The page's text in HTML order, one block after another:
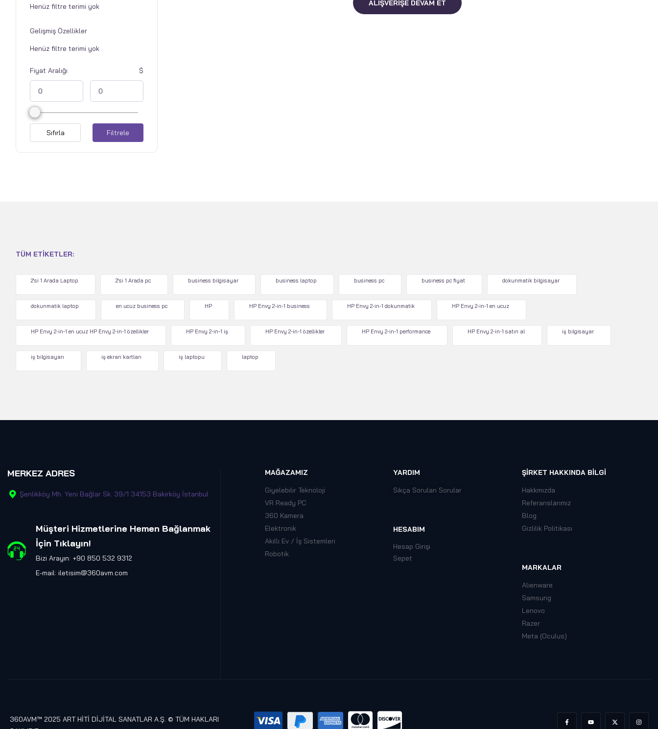
Gelişmiş Özellikler
Fiyat Aralığı
Filtrele
Sıfırla
ALIŞVERIŞE DEVAM ET
TÜM ETIKETLER:
2'si 1 Arada Laptop 2'si 1 Arada pc business bilgisayar business laptop business pc business pc fiyat dokunmatik bilgisayar
dokunmatik laptop en ucuz business pc HP HP Envy 2-in-1 business HP Envy 2-in-1 dokunmatik HP Envy 2-in-1 en ucuz
HP Envy 2-in-1 en ucuz HP Envy 2-in-1 özellikler HP Envy 2-in-1 iş HP Envy 2-in-1 özellikler HP Envy 2-in-1 performance HP Envy 2-in-1 satın al iş bilgisayar
iş bilgisayarı iş ekran kartları iş laptopu laptop
MERKEZ ADRES
Şenlikköy Mh. Yeni Bağlar Sk. 39/1 34153 Bakırköy İstanbul
Müşteri Hizmetlerine Hemen Bağlanmak
İçin Tıklayın!
Bizi Arayın: +90 850 532 9312
E-mail: iletisim@360avm.com
MAĞAZAMIZ
Giyelebilir Teknoloji
VR Ready PC
360 Kamera
Elektronik
Akıllı Ev / İş Sistemleri
Robotik
YARDIM
Sıkça Sorulan Sorular
HESABIM
Hesap Girişi
Sepet
ŞIRKET HAKKINDA BILGI
Hakkmızda
Referanslarımız
Blog
Gizlilik Politikası
MARKALAR
Alienware
Samsung
Lenovo
Razer
Meta (Oculus)
360AVM™ 2025 ART HİTİ DİJİTAL SANATLAR A.Ş. © TÜM HAKLARI